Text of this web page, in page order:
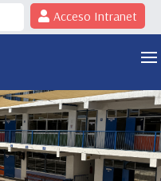
Acceso Intranet